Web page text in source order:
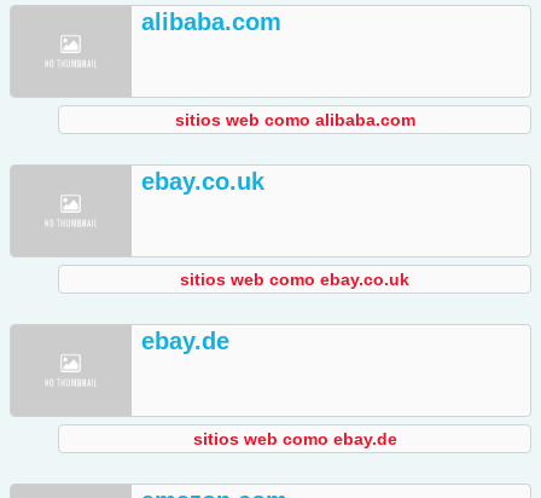
alibaba.com
sitios web como alibaba.com
ebay.co.uk
sitios web como ebay.co.uk
ebay.de
sitios web como ebay.de